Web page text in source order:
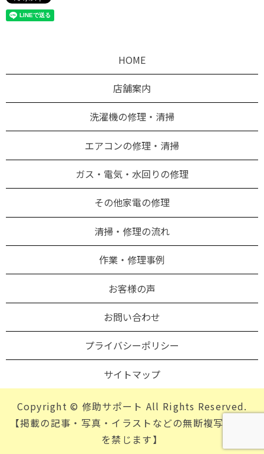
HOME
店舗案内
洗濯機の修理・清掃
エアコンの修理・清掃
ガス・電気・水回りの修理
その他家電の修理
清掃・修理の流れ
作業・修理事例
お客様の声
お問い合わせ
プライバシーポリシー
サイトマップ
Copyright © 修助サポート All Rights Reserved.
【掲載の記事・写真・イラストなどの無断複写・転載
を禁じます】